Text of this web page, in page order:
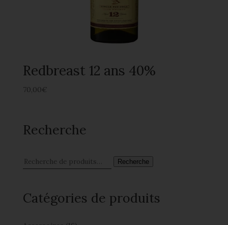
Redbreast 12 ans 40%
70,00€
Recherche
Recherche
Catégories de produits